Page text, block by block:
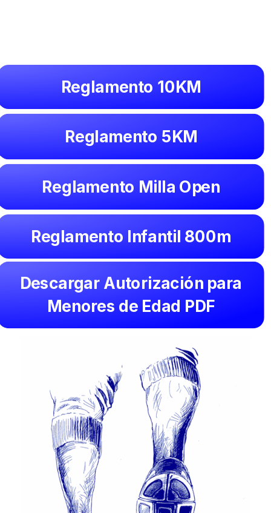
Reglamento 10KM
Reglamento 5KM
Reglamento Milla Open
Reglamento Infantil 800m
Descargar Autorización para
Menores de Edad PDF